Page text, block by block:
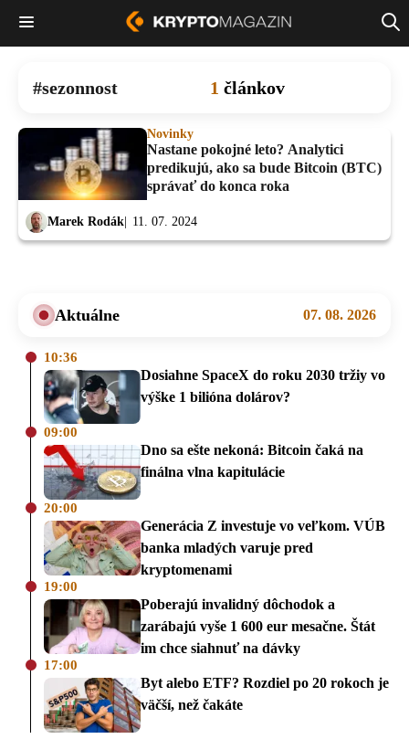
sezonnost 1 článkov
Novinky
Nastane pokojné leto? Analytici
predikujú, ako sa bude Bitcoin (BTC)
správať do konca roka
Marek Rodák 11. 07. 2024
Aktuálne 07. 08. 2026
10:36
Dosiahne SpaceX do roku 2030 tržiy vo
výške 1 bilióna dolárov?
09:00
Dno sa ešte nekoná: Bitcoin čaká na
finálna vlna kapitulácie
20:00
Generácia Z investuje vo veľkom. VÚB
banka mladých varuje pred
kryptomenami
19:00
Poberajú invalidný dôchodok a
zarábajú vyše 1 600 eur mesačne. Štát
im chce siahnuť na dávky
17:00
Byt alebo ETF? Rozdiel po 20 rokoch je
väčší, než čakáte